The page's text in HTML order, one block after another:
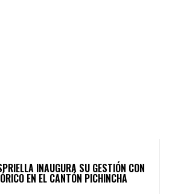
INAUGURA SU GESTIÓN CON
EN EL CANTÓN PICHINCHA